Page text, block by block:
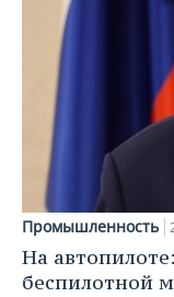
Промышленность
На
беспилотной